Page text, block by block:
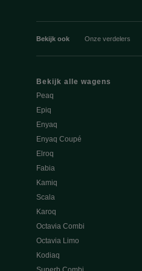
Bekijk ook Onze verdelers
Bekijk alle wagens
Peaq
Epiq
Enyaq
Enyaq Coupé
Elroq
Fabia
Kamiq
Scala
Karoq
Octavia Combi
Octavia Limo
Kodiaq